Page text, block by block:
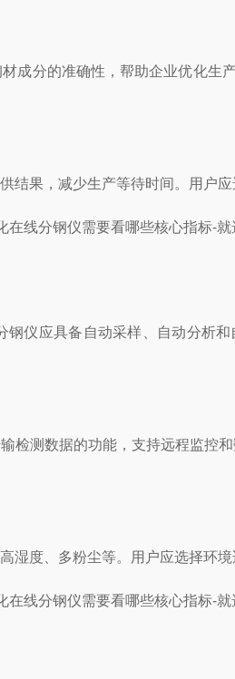
分的准确性，帮助企业优化生
果，减少生产等待时间。用户
应具备自动采样、自动分析
测数据的功能，支持远程监控
度、多粉尘等。用户应选择环